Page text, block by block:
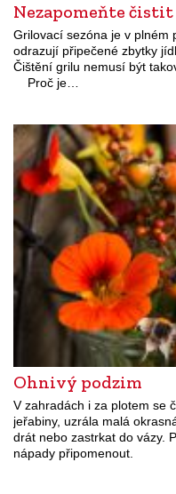
Nezapomeňte
Grilovací sezóna je v plném
odrazují připečené zbytky
Čištění grilu nemusí být
Proč je…
Ohnivý podzim
V zahradách i za plotem se
jeřabiny, uzrála malá
drát nebo zastrkat do vázy.
nápady připomenout.